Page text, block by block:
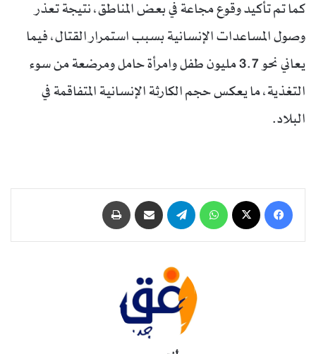
كما تم تأكيد وقوع مجاعة في بعض المناطق، نتيجة تعذر
وصول المساعدات الإنسانية بسبب استمرار القتال، فيما
يعاني نحو 3.7 مليون طفل وامرأة حامل ومرضعة من سوء
التغذية، ما يعكس حجم الكارثة الإنسانية المتفاقمة في
البلاد.